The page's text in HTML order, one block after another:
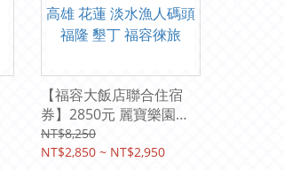
【福容大飯店聯合住宿
券】2850元 麗寶樂園
T11T12麗寶賽車主題旅
店 台北 林口 桃園 中壢 高
NT$8,250
NT$2,850 ~ NT$2,950